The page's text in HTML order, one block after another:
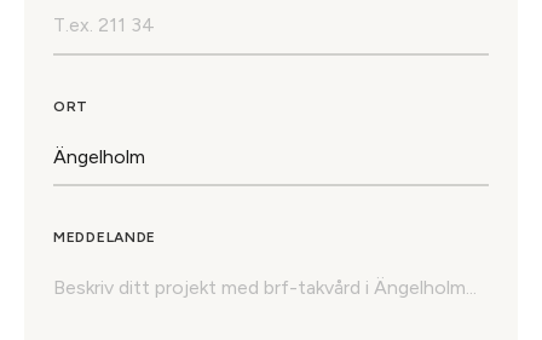
ORT
MEDDELANDE